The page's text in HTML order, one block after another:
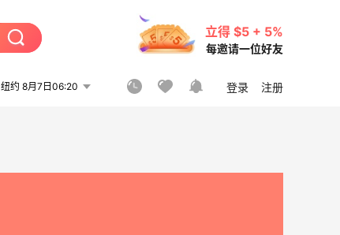
立得 $5 + 5%
每邀请一位好友
纽约 8月7日06:20 登录 注册